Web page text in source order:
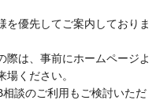
を優先してご案内しておりま
際は、事前にホームページよ
場ください。
談のご利用もご検討いただ